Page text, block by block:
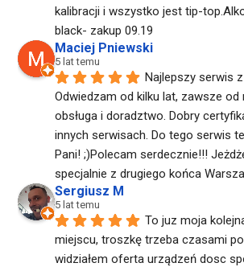
kalibracji i wszystko jest tip-
black- zakup 09.19
Maciej Pniewski
5 lat temu
Najlepszy serwis
Odwiedzam od kilku lat, zawsze od
obsługa i doradztwo. Dobry
innych serwisach. Do tego serwis
Pani! ;)Polecam serdecznie!!!
specjalnie z drugiego końca
Sergiusz M
5 lat temu
To juz moja
miejscu, troszkę trzeba czasami
widziałem oferta urządzeń dosc